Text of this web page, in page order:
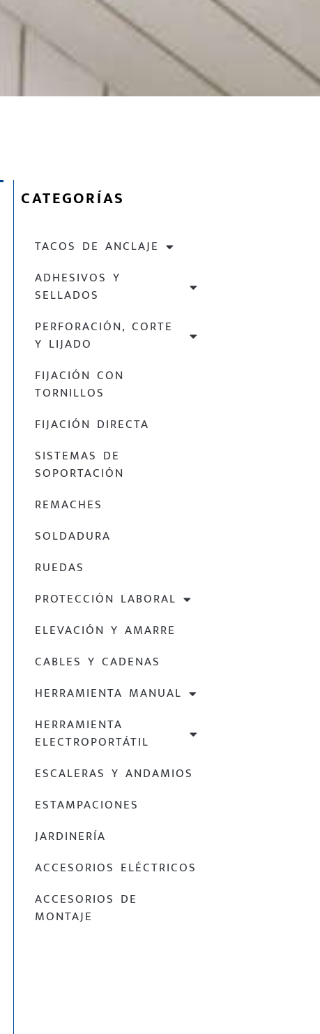
CATEGORÍAS
TACOS DE ANCLAJE
ADHESIVOS Y
SELLADOS
PERFORACIÓN, CORTE
Y LIJADO
FIJACIÓN CON
TORNILLOS
FIJACIÓN DIRECTA
SISTEMAS DE
SOPORTACIÓN
REMACHES
SOLDADURA
RUEDAS
PROTECCIÓN LABORAL
ELEVACIÓN Y AMARRE
CABLES Y CADENAS
HERRAMIENTA MANUAL
HERRAMIENTA
ELECTROPORTÁTIL
ESCALERAS Y ANDAMIOS
ESTAMPACIONES
JARDINERÍA
ACCESORIOS ELÉCTRICOS
ACCESORIOS DE
MONTAJE